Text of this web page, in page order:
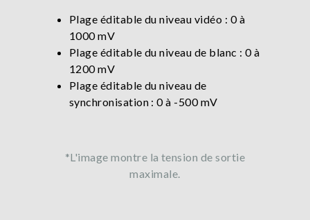
Plage éditable du niveau vidéo : 0 à
1000 mV
Plage éditable du niveau de blanc : 0 à
1200 mV
Plage éditable du niveau de
synchronisation : 0 à -500 mV
*L'image montre la tension de sortie
maximale.